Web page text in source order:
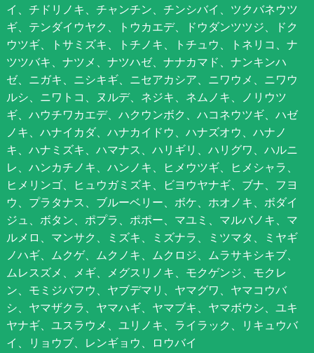
イ、チドリノキ、チャンチン、チンシバイ、ツクバネウツ
ギ、テンダイウヤク、トウカエデ、ドウダンツツジ、ドク
ウツギ、トサミズキ、トチノキ、トチュウ、トネリコ、ナ
ツツバキ、ナツメ、ナツハゼ、ナナカマド、ナンキンハ
ゼ、ニガキ、ニシキギ、ニセアカシア、ニワウメ、ニワウ
ルシ、ニワトコ、ヌルデ、ネジキ、ネムノキ、ノリウツ
ギ、ハウチワカエデ、ハクウンボク、ハコネウツギ、ハゼ
ノキ、ハナイカダ、ハナカイドウ、ハナズオウ、ハナノ
キ、ハナミズキ、ハマナス、ハリギリ、ハリグワ、ハルニ
レ、ハンカチノキ、ハンノキ、ヒメウツギ、ヒメシャラ、
ヒメリンゴ、ヒュウガミズキ、ビヨウヤナギ、ブナ、フヨ
ウ、プラタナス、ブルーベリー、ボケ、ホオノキ、ボダイ
ジュ、ボタン、ポプラ、ポポー、マユミ、マルバノキ、マ
ルメロ、マンサク、ミズキ、ミズナラ、ミツマタ、ミヤギ
ノハギ、ムクゲ、ムクノキ、ムクロジ、ムラサキシキブ、
ムレスズメ、メギ、メグスリノキ、モクゲンジ、モクレ
ン、モミジバフウ、ヤブデマリ、ヤマグワ、ヤマコウバ
シ、ヤマザクラ、ヤマハギ、ヤマブキ、ヤマボウシ、ユキ
ヤナギ、ユスラウメ、ユリノキ、ライラック、リキュウバ
イ、リョウブ、レンギョウ、ロウバイ